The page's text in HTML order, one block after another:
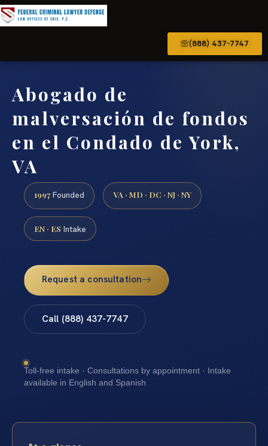
(888) 437-7747
Abogado de
malversación de fondos
en el Condado de York,
VA
1997 Founded VA · MD · DC · NJ · NY
EN · ES Intake
Request a consultation
Call (888) 437-7747
Toll-free intake · Consultations by appointment · Intake
available in English and Spanish